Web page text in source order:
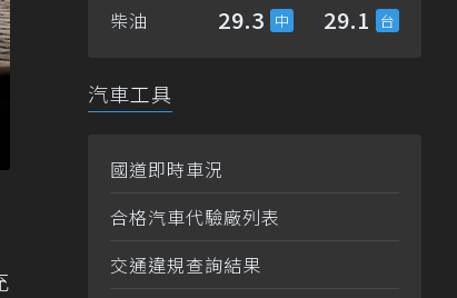
柴油 29.3 29.1
汽車工具
國道即時車況
合格汽車代驗廠列表
交通違規查詢結果